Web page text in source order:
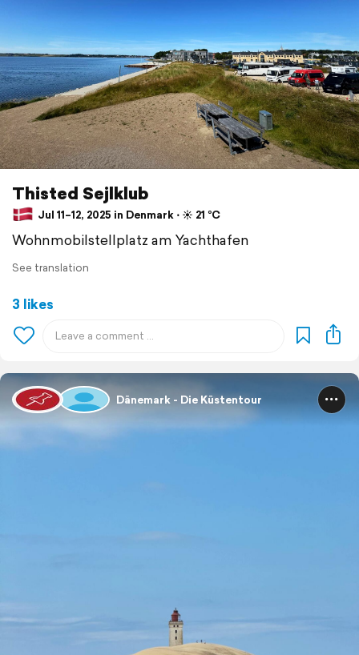
Thisted Sejlklub
Jul 11–12, 2025 in Denmark ⋅ ☀️ 21 °C
Wohnmobilstellplatz am Yachthafen
See translation
3 likes
Dänemark - Die Küstentour